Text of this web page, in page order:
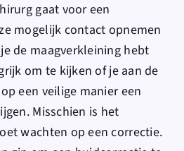
gaat voor een
mogelijk contact opnemen
de maagverkleining hebt
om te kijken of je aan de
een veilige manier een
Misschien is het
wachten op een correctie.